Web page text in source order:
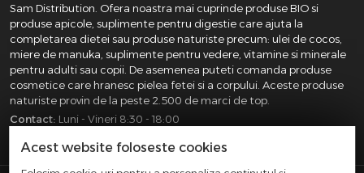
Sam Distribution. Ofera noastra mai cuprinde produse BIO si
produse apicole, suplimente pentru digestie care ajuta la
completarea dietei sau produse naturiste precum: ulei de cocos,
miere de manuka, suplimente pentru vedere, vitamine si minerale
pentru adulti sau copii. De asemenea puteti comanda produse
cosmetice care hranesc pielea fetei si a corpului. Aceste produse
naturiste provin de la peste 2.500 de marci de top.
Contact: Luni - Vineri 8:30 - 18:00
Acest website foloseste cookies